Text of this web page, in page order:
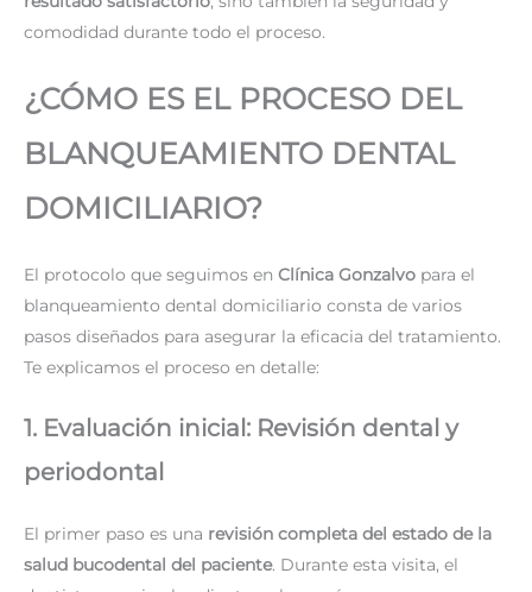
comodidad durante todo el proceso.
¿CÓMO ES EL PROCESO DEL
BLANQUEAMIENTO DENTAL
DOMICILIARIO?
El protocolo que seguimos en Clínica Gonzalvo para el
blanqueamiento dental domiciliario consta de varios
pasos diseñados para asegurar la eficacia del tratamiento.
Te explicamos el proceso en detalle:
1. Evaluación inicial: Revisión dental y
periodontal
El primer paso es una revisión completa del estado de la
salud bucodental del paciente. Durante esta visita, el